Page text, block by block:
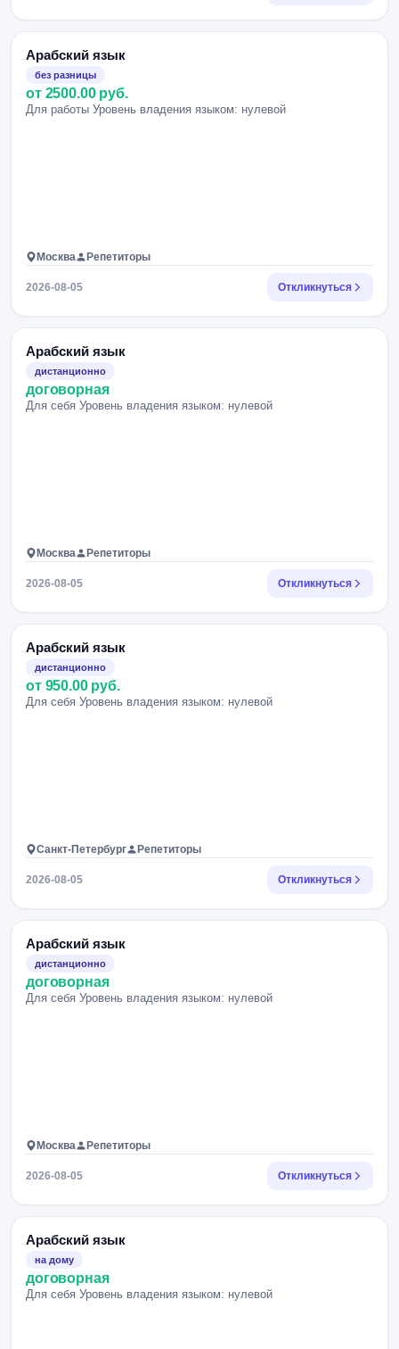
Арабский язык
без разницы
от 2500.00 руб.
Для работы Уровень владения языком: нулевой
Москва Репетиторы
2026-08-05 Откликнуться
Арабский язык
дистанционно
договорная
Для себя Уровень владения языком: нулевой
Москва Репетиторы
2026-08-05 Откликнуться
Арабский язык
дистанционно
от 950.00 руб.
Для себя Уровень владения языком: нулевой
Санкт-Петербург Репетиторы
2026-08-05 Откликнуться
Арабский язык
дистанционно
договорная
Для себя Уровень владения языком: нулевой
Москва Репетиторы
2026-08-05 Откликнуться
Арабский язык
на дому
договорная
Для себя Уровень владения языком: нулевой